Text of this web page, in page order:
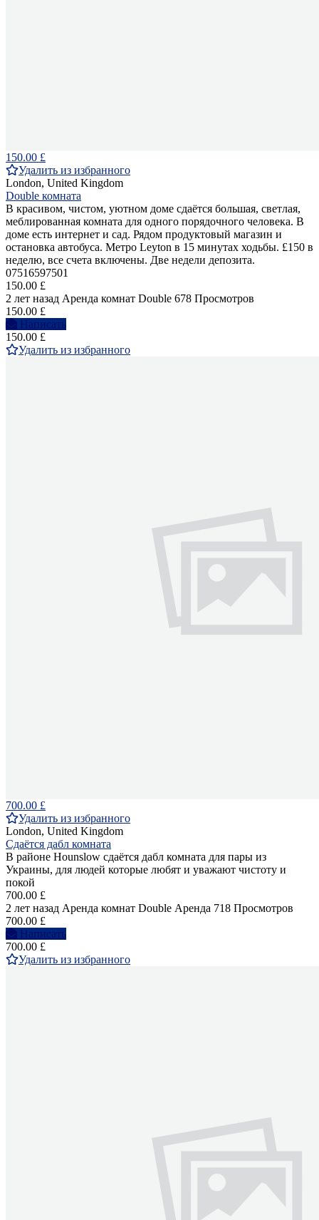
150.00 £
Удалить из избранного
London, United Kingdom
Double комната
В красивом, чистом, уютном доме сдаётся большая, светлая,
меблированная комната для одного порядочного человека. В
доме есть интернет и сад. Рядом продуктовый магазин и
остановка автобуса. Метро Leyton в 15 минутах ходьбы. £150 в
неделю, все счета включены. Две недели депозита.
07516597501
150.00 £
2 лет назад Аренда комнат Double 678 Просмотров
150.00 £
Написать
150.00 £
Удалить из избранного
700.00 £
Удалить из избранного
London, United Kingdom
Сдаётся дабл комната
В районе Hounslow сдаётся дабл комната для пары из
Украины, для людей которые любят и уважают чистоту и
покой
700.00 £
2 лет назад Аренда комнат Double Аренда 718 Просмотров
700.00 £
Написать
700.00 £
Удалить из избранного